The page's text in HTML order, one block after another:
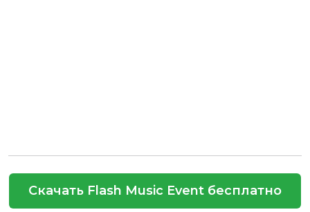
Скачать Flash Music Event бесплатно